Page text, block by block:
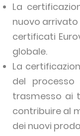
La
nuovo
certificati
globale.
La
del processo
trasmesso ai
contribuire al
dei nuovi